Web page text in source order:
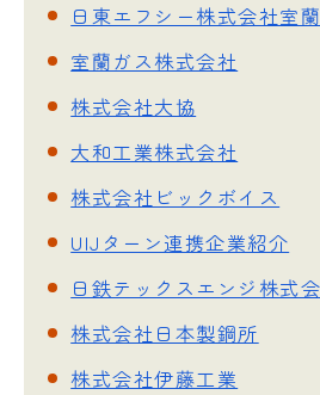
日東エフシー株式会社室
室蘭ガス株式会社
株式会社大協
大和工業株式会社
株式会社ビックボイス
UIJターン連携企業紹介
日鉄テックスエンジ株式
株式会社日本製鋼所
株式会社伊藤工業